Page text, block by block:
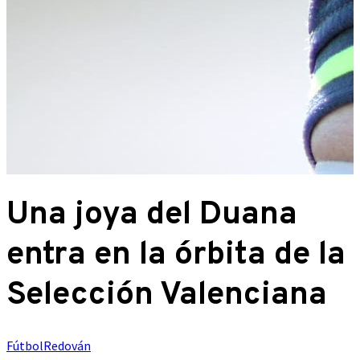
Una joya del Duana
entra en la órbita de la
Selección Valenciana
FútbolRedován